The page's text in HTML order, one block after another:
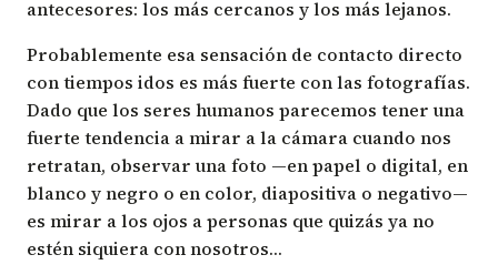
antecesores: los más cercanos y los más lejanos.
Probablemente esa sensación de contacto directo
con tiempos idos es más fuerte con las fotografías.
Dado que los seres humanos parecemos tener una
fuerte tendencia a mirar a la cámara cuando nos
retratan, observar una foto —en papel o digital, en
blanco y negro o en color, diapositiva o negativo—
es mirar a los ojos a personas que quizás ya no
estén siquiera con nosotros…